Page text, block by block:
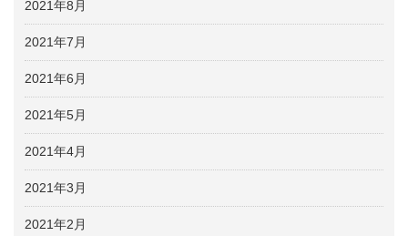
2021年8月
2021年7月
2021年6月
2021年5月
2021年4月
2021年3月
2021年2月